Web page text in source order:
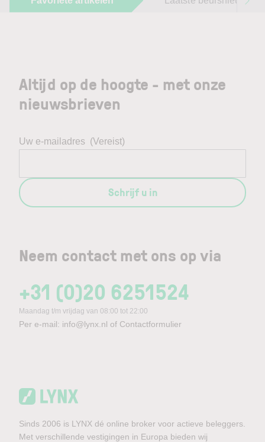
Neem contact met ons op via
+31 (0)20 6251524
Maandag t/m vrijdag van 08:00 tot 22:00
Per e-mail: info@lynx.nl of Contactformulier
Altijd op de hoogte - met onze
nieuwsbrieven
Uw e-mailadres (Vereist)
Schrijf u in
Sinds 2006 is LYNX dé online broker voor actieve beleggers.
Met verschillende vestigingen in Europa bieden wij